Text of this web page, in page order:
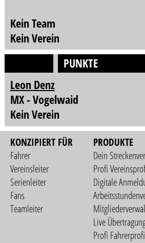
Kein Team
Kein Verein
PUNKTE
Leon Denz
MX - Vogelwaid
Kein Verein
KONZIPIERT FÜR
Fahrer
Vereinsleiter
Serienleiter
Fans
Teamleiter
PRODUKTE
Dein
Profi
Digitale
Live
Profi